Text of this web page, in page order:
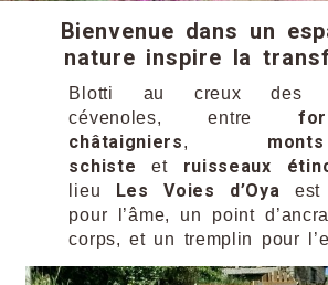
Bienvenue dans un
nature inspire la
Blotti au creux des
cévenoles, entre
châtaigniers,
schiste et ruisseaux
lieu
Les Voies d’Oya est
pour l’âme, un point
corps, et un tremplin pour